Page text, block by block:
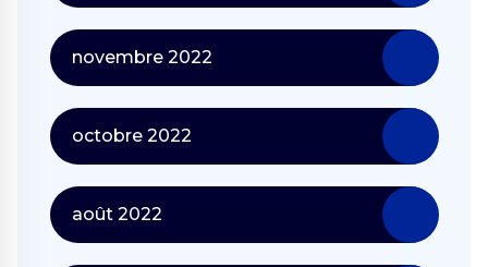
novembre 2022
octobre 2022
août 2022